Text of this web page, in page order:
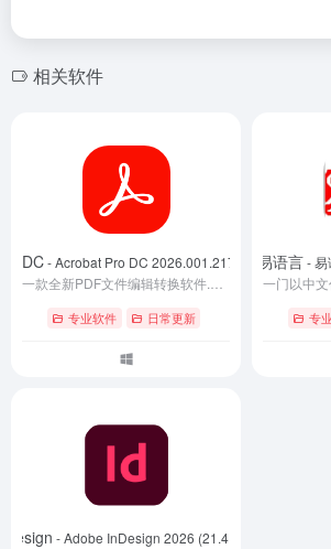
相关软件
DC- Acrobat Pro DC 2026.001.21745中文直装版
专业软件 日常更新
易语言- 易
专
- Adobe InDesign 2026 (21.4.1.004)特别版